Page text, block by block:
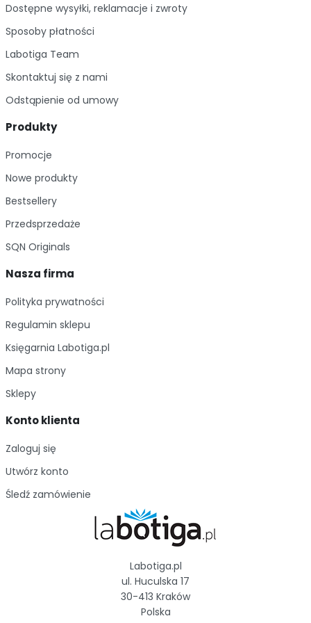
Im więcej kupujesz, tym więcej zyskujesz!
Dostępne wysyłki, reklamacje i zwroty
Sposoby płatności
Labotiga Team
Skontaktuj się z nami
Odstąpienie od umowy
Produkty
Promocje
Nowe produkty
Bestsellery
Przedsprzedaże
SQN Originals
Nasza firma
Polityka prywatności
Regulamin sklepu
Księgarnia Labotiga.pl
Mapa strony
Sklepy
Konto klienta
Zaloguj się
Utwórz konto
Śledź zamówienie
Labotiga.pl
ul. Huculska 17
30-413 Kraków
Polska